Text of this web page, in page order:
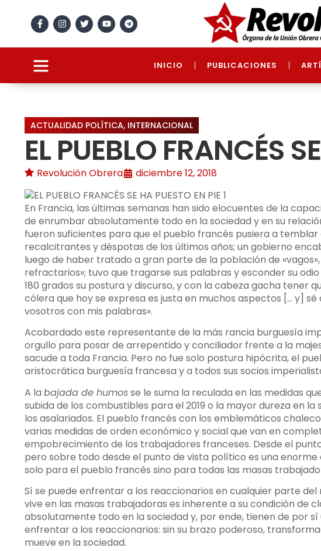
INICIO PUBLICACIONES
ACTUALIDAD POLÍTICA, INTERNACIONAL
EL PUEBLO FRANCÉS
Revolución Obrera diciembre 12, 2018
En Francia, las últimas semanas han sido elocuentes de la
de enrumbar absolutamente todo en la sociedad y en su
fueron suficientes para que el pueblo francés pusiera a temblar
recalcitrantes y déspotas de los últimos años; un gobierno
luego de haber tratado a gran parte de la población de «vagos»,
refractarios»; tuvo que tragarse sus palabras y esconder su
180 grados su postura y discurso, y con la cabeza gacha tener
cólera que hoy se expresa es justa en muchos aspectos [… y] sé
vosotros con mis palabras».
Acobardado este representante de la más rancia burguesía
orgullo para posar de arrepentido y conciliador frente a la
sacude a toda Francia. Pero no fue solo postura hipócrita, el
aristocrática burguesía francesa y a todos sus socios
A la bajada de humosse le suma la reculada en las medidas
subida de los combustibles para el 2019 o la mayor dureza en
los asalariados. El pueblo francés con los emblemáticos
varias medidas de orden económico y social que van en
empobrecimiento de los trabajadores franceses. Desde el
pero sobre todo desde el punto de vista político es una
solo para el pueblo francés sino para todas las masas
Sí se puede enfrentar a los reaccionarios en cualquier parte
vive en las masas trabajadoras es inherente a su condición de
absolutamente todo en la sociedad y, por ende, tienen de por
enfrentar a los reaccionarios: sin su brazo poderoso,
mueve en la sociedad.